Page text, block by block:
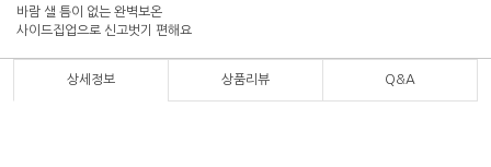
바람 샐 틈이 없는 완벽보온
사이드집업으로 신고벗기 편해요
상세정보 상품리뷰 Q&A